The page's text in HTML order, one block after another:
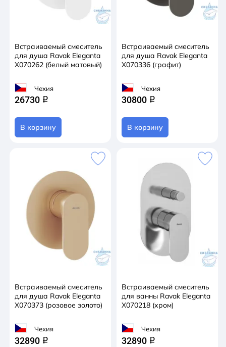
Встраиваемый смеситель
для душа Ravak Eleganta
X070262 (белый матовый)
Чехия
26730 q
В корзину
Встраиваемый смеситель
для душа Ravak Eleganta
X070336 (графит)
Чехия
30800 q
В корзину
Встраиваемый смеситель
для душа Ravak Eleganta
X070373 (розовое золото)
Чехия
32890 q
Встраиваемый смеситель
для ванны Ravak Eleganta
X070218 (хром)
Чехия
32890 q